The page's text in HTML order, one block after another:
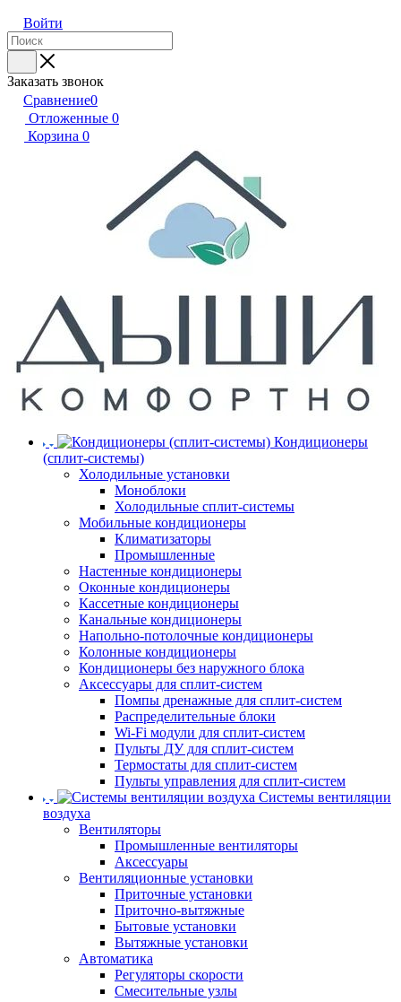
Войти
Заказать звонок
Сравнение0
Отложенные 0
Корзина 0
Кондиционеры
(сплит-системы)
Холодильные установки
Моноблоки
Холодильные сплит-системы
Мобильные кондиционеры
Климатизаторы
Промышленные
Настенные кондиционеры
Оконные кондиционеры
Кассетные кондиционеры
Канальные кондиционеры
Напольно-потолочные кондиционеры
Колонные кондиционеры
Кондиционеры без наружного блока
Аксессуары для сплит-систем
Помпы дренажные для сплит-систем
Распределительные блоки
Wi-Fi модули для сплит-систем
Пульты ДУ для сплит-систем
Термостаты для сплит-систем
Пульты управления для сплит-систем
Системы вентиляции
воздуха
Вентиляторы
Промышленные вентиляторы
Аксессуары
Вентиляционные установки
Приточные установки
Приточно-вытяжные
Бытовые установки
Вытяжные установки
Автоматика
Регуляторы скорости
Смесительные узлы